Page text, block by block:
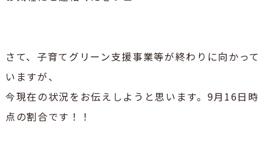
さて、子育てグリーン支援事業等が終わりに向かって
いますが、
今現在の状況をお伝えしようと思います。9月16日時
点の割合です！！